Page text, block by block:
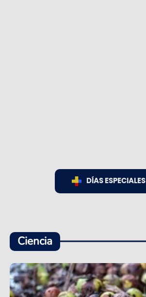
DÍAS ESPECIALES
Ciencia